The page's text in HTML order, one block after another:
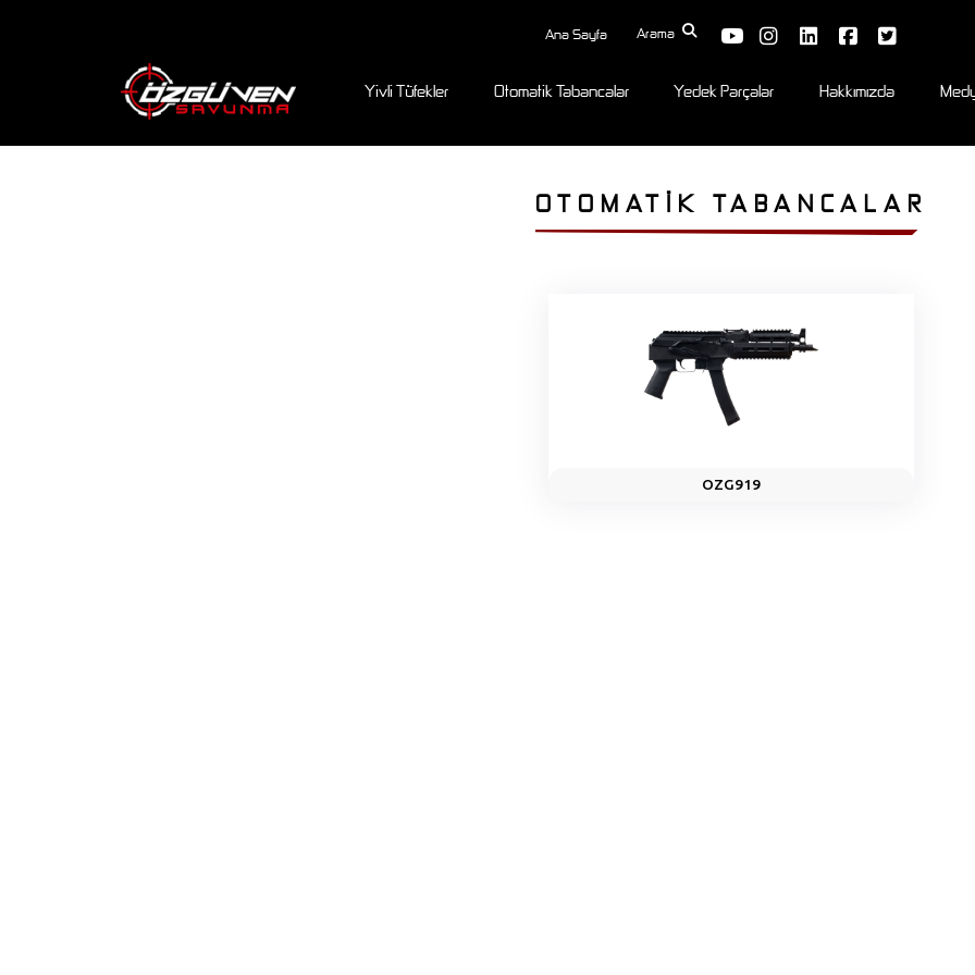
Ana Sayfa Arama
Yivli Tüfekler Otomatik Tabancalar Yedek Parçalar Hakkımızda
OTOMATIK TABANCALAR
OZG919